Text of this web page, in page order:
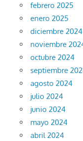
febrero 2025
enero 2025
diciembre 2024
noviembre
octubre 2024
septiembre
agosto 2024
julio 2024
junio 2024
mayo 2024
abril 2024